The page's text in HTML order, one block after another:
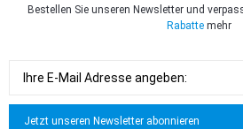
Bestellen Sie unseren Newsletter und
Rabattemehr
Jetzt unseren Newsletter abonnieren